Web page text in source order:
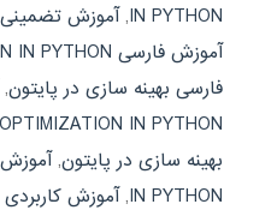
IN PYTHON
,آموزش تضمینی
آموزش فارسی OPTIMIZATION IN PYTHON
فارسی بهینه سازی در پایتون,
OPTIMIZATION IN PYTHON
بهینه سازی در پایتون,
IN PYTHON
,آموزش کاربردی